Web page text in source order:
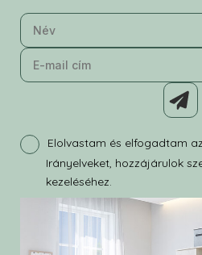
Elolvastam és elfogadtam
Irányelveket, hozzájárulok
kezeléséhez.